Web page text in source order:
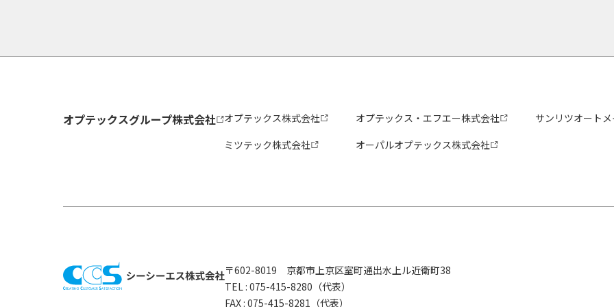
オプテックスグループ株式会社 オプテックス株式会社 オプテックス・エフエー株式会社
サンリツオート
ミツテック株式会社
オーパルオプテックス株式会社
〒602-8019 京都市上京区室町通出水上ル近衛町38
TEL : 075-415-8280（代表）
FAX : 075-415-8281（代表）